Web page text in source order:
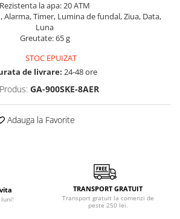
Rezistenta la apa: 20 ATM
Timer, Lumina de fundal, Ziua, Data,
Luna
Greutate: 65 g
STOC EPUIZAT
de livrare: 24-48 ore
GA-900SKE-8AER
Adauga la Favorite
TRANSPORT GRATUIT
Transport gratuit la comenzi de
peste 250 lei.